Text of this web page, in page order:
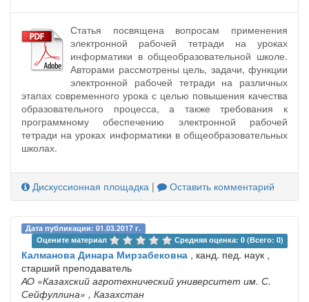
Статья посвящена вопросам применения
электронной рабочей тетради на уроках
информатики в общеобразовательной школе.
Авторами рассмотрены цель, задачи, функции
электронной рабочей тетради на различных
этапах современного урока с целью повышения качества
образовательного процесса, а также требования к
программному обеспечению электронной рабочей
тетради на уроках информатики в общеобразовательных
школах.
Дискуссионная площадка | Оставить комментарий
Дата публикации: 01.03.2017 г.
Оцените материал
Средняя оценка: 0 (Всего: 0)
Калманова Динара Мирзабековна , канд. пед. наук ,
старший преподаватель
АО «Казахский агротехнический университет им. С.
Сейфуллина» , Казахстан